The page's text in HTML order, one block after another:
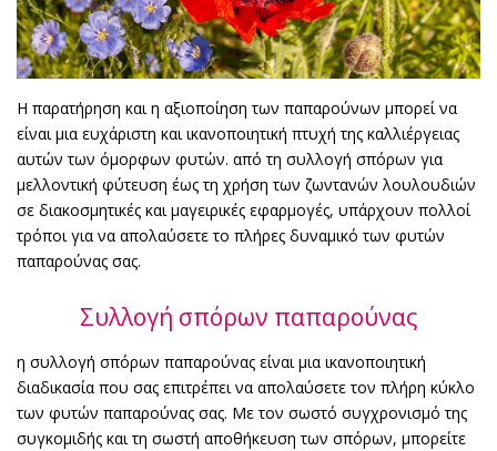
Η παρατήρηση και η αξιοποίηση των παπαρούνων μπορεί να
είναι μια ευχάριστη και ικανοποιητική πτυχή της καλλιέργειας
αυτών των όμορφων φυτών. από τη συλλογή σπόρων για
μελλοντική φύτευση έως τη χρήση των ζωντανών λουλουδιών
σε διακοσμητικές και μαγειρικές εφαρμογές, υπάρχουν πολλοί
τρόποι για να απολαύσετε το πλήρες δυναμικό των φυτών
παπαρούνας σας.
Συλλογή σπόρων παπαρούνας
η συλλογή σπόρων παπαρούνας είναι μια ικανοποιητική
διαδικασία που σας επιτρέπει να απολαύσετε τον πλήρη κύκλο
των φυτών παπαρούνας σας. Με τον σωστό συγχρονισμό της
συγκομιδής και τη σωστή αποθήκευση των σπόρων, μπορείτε